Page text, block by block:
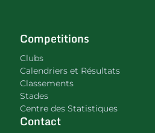
Competitions
Clubs
Calendriers et Résultats
Classements
Stades
Centre des Statistiques
Contact